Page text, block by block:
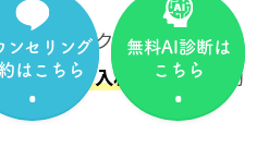
先生やスクールカウンセラ
見を取り入れる
ことも有効
ンセリング
はこちら
無料AI診断は
こちら